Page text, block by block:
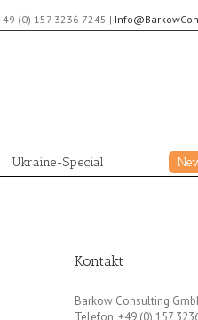
(0) 157 3236 7245 |
Ukraine-Special
Kontakt
Barkow Consulting